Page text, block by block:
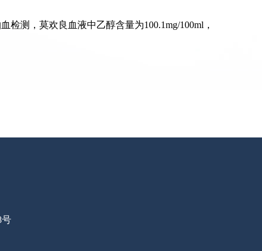
测，莫欢良血液中乙醇含量为100.1mg/100ml，
号